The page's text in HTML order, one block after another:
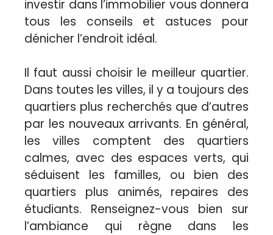
investir dans l’immobilier vous donnera
tous les conseils et astuces pour
dénicher l’endroit idéal.
Il faut aussi choisir le meilleur quartier.
Dans toutes les villes, il y a toujours des
quartiers plus recherchés que d’autres
par les nouveaux arrivants. En général,
les villes comptent des quartiers
calmes, avec des espaces verts, qui
séduisent les familles, ou bien des
quartiers plus animés, repaires des
étudiants. Renseignez-vous bien sur
l’ambiance qui règne dans les